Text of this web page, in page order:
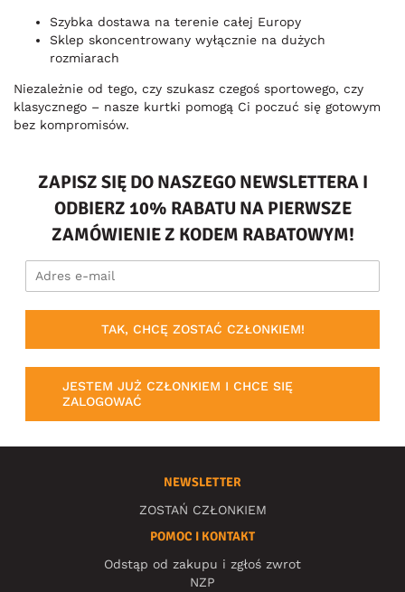
Szybka dostawa na terenie całej Europy
Sklep skoncentrowany wyłącznie na dużych
rozmiarach
Niezależnie od tego, czy szukasz czegoś sportowego, czy
klasycznego – nasze kurtki pomogą Ci poczuć się gotowym
bez kompromisów.
ZAPISZ SIĘ DO NASZEGO NEWSLETTERA I
ODBIERZ 10% RABATU NA PIERWSZE
ZAMÓWIENIE Z KODEM RABATOWYM!
TAK, CHCĘ ZOSTAĆ CZŁONKIEM!
JESTEM JUŻ CZŁONKIEM I CHCE SIĘ
ZALOGOWAĆ
NEWSLETTER
ZOSTAŃ CZŁONKIEM
POMOC I KONTAKT
Odstąp od zakupu i zgłoś zwrot
NZP